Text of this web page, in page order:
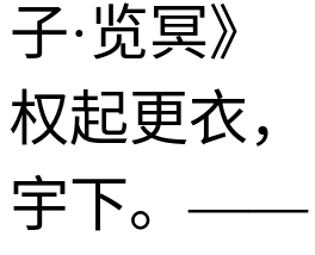
子·览冥》
权起更衣
宇下。——